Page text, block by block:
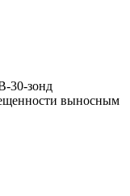
30-зонд
выносным